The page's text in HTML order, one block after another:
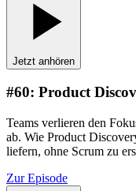
Jetzt anhören
#60: Product
Teams verlieren den
ab. Wie Product
liefern, ohne Scrum zu
Zur Episode